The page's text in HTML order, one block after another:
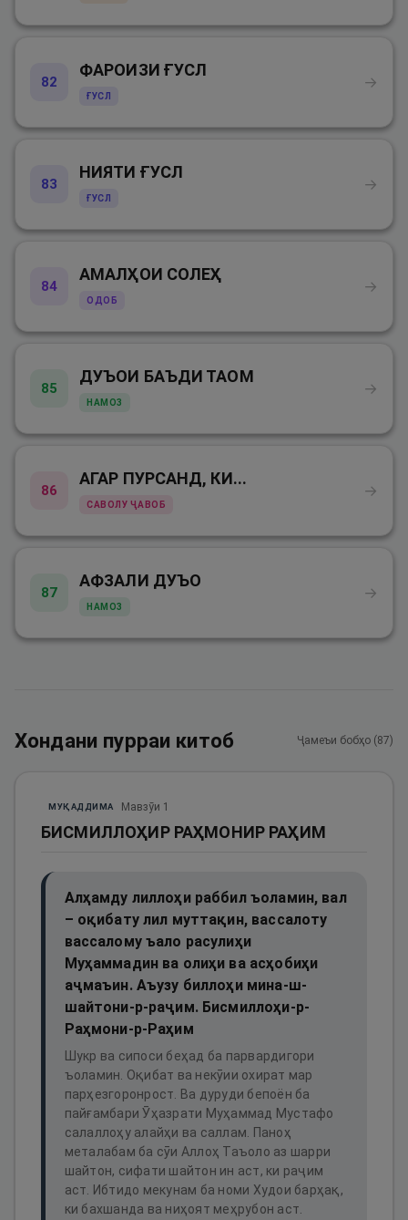
82
ФАРОИЗИ ҒУСЛ
ҒУСЛ
→
83
НИЯТИ ҒУСЛ
ҒУСЛ
→
84
АМАЛҲОИ СОЛЕҲ
ОДОБ
→
85
ДУЪОИ БАЪДИ ТАОМ
НАМОЗ
→
86
АГАР ПУРСАНД, КИ...
САВОЛУ ҶАВОБ
→
87
АФЗАЛИ ДУЪО
НАМОЗ
→
Хондани пурраи китоб Ҷамеъи бобҳо (87)
МУҚАДДИМА Мавзӯи 1
БИСМИЛЛОҲИР РАҲМОНИР РАҲИМ
Алҳамду лиллоҳи раббил ъоламин, вал
– оқибату лил муттақин, вассалоту
вассалому ъало расулиҳи
Муҳаммадин ва олиҳи ва асҳобиҳи
аҷмаъин. Аъузу биллоҳи мина-ш-
шайтони-р-раҷим. Бисмиллоҳи-р-
Раҳмони-р-Раҳим
Шукр ва сипоси беҳад ба парвардигори
ъоламин. Оқибат ва некӯии охират мар
парҳезгоронрост. Ва дуруди бепоён ба
пайғамбари Ӯҳазрати Муҳаммад Мустафо
салаллоҳу алайҳи ва саллам. Паноҳ
металабам ба сӯи Аллоҳ Таъоло аз шарри
шайтон, сифати шайтон ин аст, ки раҷим
аст. Ибтидо мекунам ба номи Худои барҳақ,
ки бахшанда ва ниҳоят меҳрубон аст.